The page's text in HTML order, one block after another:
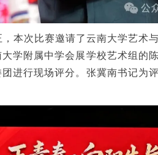
本次比赛邀请了云南大学艺术
学附属中学会展学校艺术组的
进行现场评分。张冀南书记为